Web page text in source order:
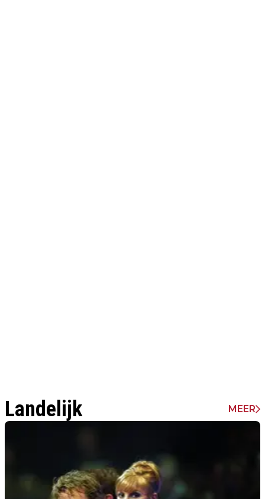
Landelijk MEER